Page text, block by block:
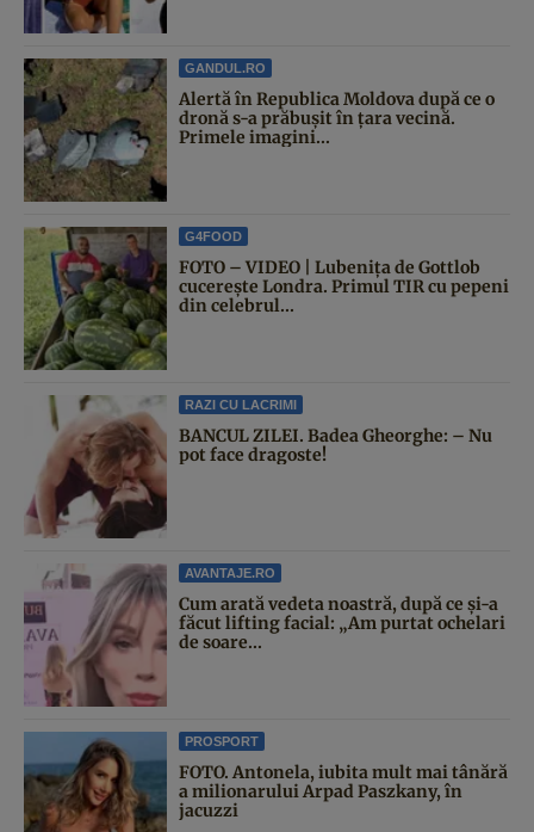
GANDUL.RO
Alertă în Republica Moldova după ce o
dronă s-a prăbușit în țara vecină.
Primele imagini...
G4FOOD
FOTO – VIDEO | Lubenița de Gottlob
cucerește Londra. Primul TIR cu pepeni
din celebrul...
RAZI CU LACRIMI
BANCUL ZILEI. Badea Gheorghe: – Nu
pot face dragoste!
AVANTAJE.RO
Cum arată vedeta noastră, după ce și-a
făcut lifting facial: „Am purtat ochelari
de soare...
PROSPORT
FOTO. Antonela, iubita mult mai tânără
a milionarului Arpad Paszkany, în
jacuzzi